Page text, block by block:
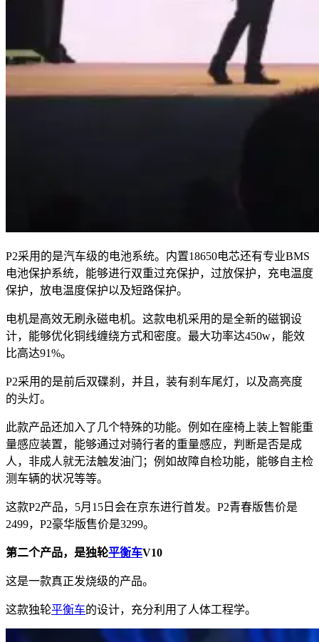
P2采用的是汽车级的电池系统。内置18650电芯还有专业BMS
电池保护系统，能够进行双重过充保护，过放保护，充电温度
保护，放电温度保护以及短路保护。
电机是高效无刷永磁电机。这款电机采用的是全新的磁钢设
计，能够优化铜线缠绕方式和密度。最大功率达450w，能效
比高达91%。
P2采用的是前后双碟刹，并且，装有刹车尾灯，以及高亮度
的头灯。
此款产品还加入了几个特殊的功能。例如在座椅上装上智能重
量感应装置，能够通过对骑行者的重量感应，判断是否是成
人，非成人就无法触发油门；例如故障自检功能，能够自主检
测车辆的状况等等。
这款P2产品，5月15日会在京东进行首发。P2青春版售价是
2499，P2豪华版售价是3299。
第二个产品，是独轮平衡车V10
这是一款真正发烧级的产品。
这款独轮平衡车的设计，充分利用了人体工程学。